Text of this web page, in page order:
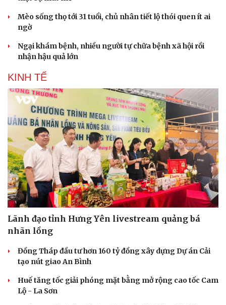
Doanh nghiệp
Thông tin doanh nghiệp
Doanh nghiệp 24h
Vì cộng đồng
Sành điệu
Chuyển đổi số
Mèo sống thọ tới 31 tuổi, chủ nhân tiết lộ thói quen ít ai
ngờ
Ngại khám bệnh, nhiều người tự chữa bệnh xã hội rồi
nhận hậu quả lớn
KINH TẾ
Lãnh đạo tỉnh Hưng Yên livestream quảng bá
nhãn lồng
Đồng Tháp đầu tư hơn 160 tỷ đồng xây dựng Dự án Cải
tạo nút giao An Bình
Huế tăng tốc giải phóng mặt bằng mở rộng cao tốc Cam
Lộ - La Sơn